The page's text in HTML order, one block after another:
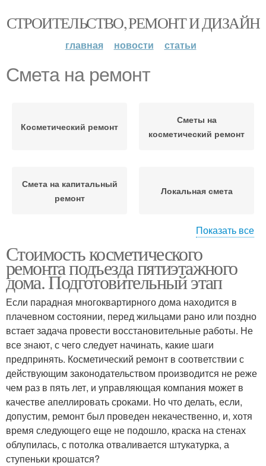
СТРОИТЕЛЬСТВО, РЕМОНТ И ДИЗАЙН
главная новости статьи
Смета на ремонт
Косметический ремонт
Сметы на
косметический ремонт
Смета на капитальный
ремонт
Локальная смета
Расценки на ремонт
ремонт
Бизнес на ремонте
Показать все
Стоимость косметического
ремонта подъезда пятиэтажного
дома. Подготовительный этап
Если парадная многоквартирного дома находится в
плачевном состоянии, перед жильцами рано или поздно
встает задача провести восстановительные работы. Не
все знают, с чего следует начинать, какие шаги
предпринять. Косметический ремонт в соответствии с
действующим законодательством производится не реже
чем раз в пять лет, и управляющая компания может в
качестве апеллировать сроками. Но что делать, если,
допустим, ремонт был проведен некачественно, и, хотя
время следующего еще не подошло, краска на стенах
облупилась, с потолка отваливается штукатурка, а
ступеньки крошатся?